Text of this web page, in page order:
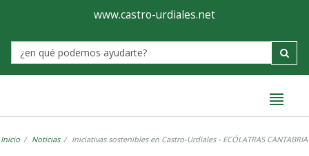
Ayuntamiento
de
Castro-
www.castro-urdiales.net
Label
Inicio Noticias Iniciativas sostenibles en Castro-Urdiales - ECÓLATRAS CANTABRIA